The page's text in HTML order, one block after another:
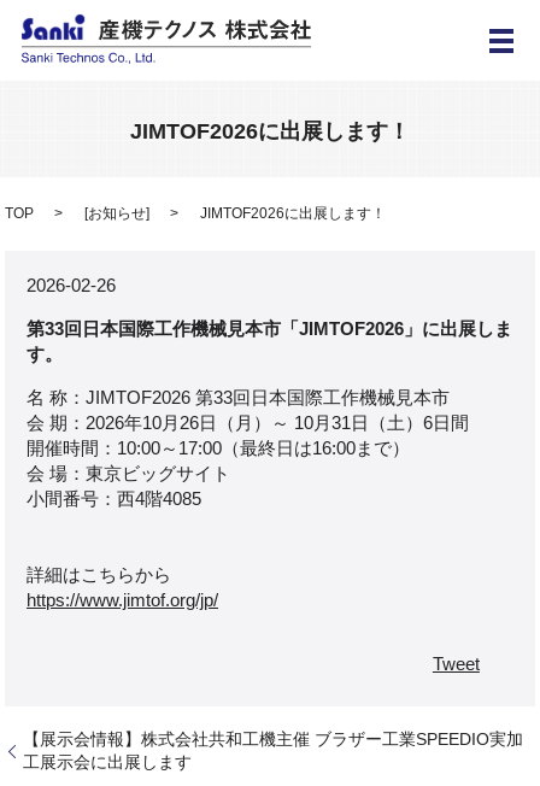
メ
JIMTOF2026に出展します！
TOP [お知らせ] JIMTOF2026に出展します！
2026-02-26
第33回日本国際工作機械見本市「JIMTOF2026」に出展しま
す。
名 称：JIMTOF2026 第33回日本国際工作機械見本市
会 期：2026年10月26日（月）～ 10月31日（土）6日間
開催時間：10:00～17:00（最終日は16:00まで）
会 場：東京ビッグサイト
小間番号：西4階4085
詳細はこちらから
https://www.jimtof.org/jp/
Tweet
【展示会情報】株式会社共和工機主催 ブラザー工業SPEEDIO実加
工展示会に出展します